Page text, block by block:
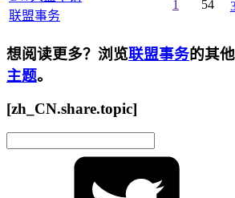
联盟事务
1 54
想阅读更多？浏览联盟事务的其
主题。
[zh_CN.share.topic]